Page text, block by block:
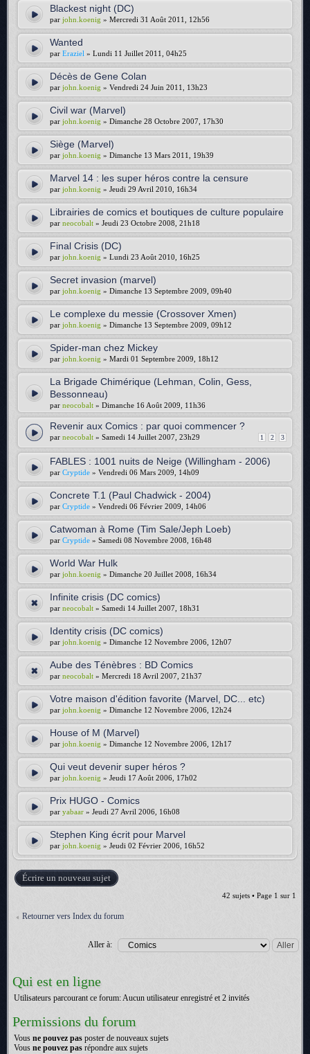
Blackest night (DC)
par john.koenig » Mercredi 31 Août 2011, 12h56
Wanted
par Eraziel » Lundi 11 Juillet 2011, 04h25
Décès de Gene Colan
par john.koenig » Vendredi 24 Juin 2011, 13h23
Civil war (Marvel)
par john.koenig » Dimanche 28 Octobre 2007, 17h30
Siège (Marvel)
par john.koenig » Dimanche 13 Mars 2011, 19h39
Marvel 14 : les super héros contre la censure
par john.koenig » Jeudi 29 Avril 2010, 16h34
Librairies de comics et boutiques de culture populaire
par neocobalt » Jeudi 23 Octobre 2008, 21h18
Final Crisis (DC)
par john.koenig » Lundi 23 Août 2010, 16h25
Secret invasion (marvel)
par john.koenig » Dimanche 13 Septembre 2009, 09h40
Le complexe du messie (Crossover Xmen)
par john.koenig » Dimanche 13 Septembre 2009, 09h12
Spider-man chez Mickey
par john.koenig » Mardi 01 Septembre 2009, 18h12
La Brigade Chimérique (Lehman, Colin, Gess,
Bessonneau)
par neocobalt » Dimanche 16 Août 2009, 11h36
Revenir aux Comics : par quoi commencer ?
1 2 3
par neocobalt » Samedi 14 Juillet 2007, 23h29
FABLES : 1001 nuits de Neige (Willingham - 2006)
par Cryptide » Vendredi 06 Mars 2009, 14h09
Concrete T.1 (Paul Chadwick - 2004)
par Cryptide » Vendredi 06 Février 2009, 14h06
Catwoman à Rome (Tim Sale/Jeph Loeb)
par Cryptide » Samedi 08 Novembre 2008, 16h48
World War Hulk
par john.koenig » Dimanche 20 Juillet 2008, 16h34
Infinite crisis (DC comics)
par neocobalt » Samedi 14 Juillet 2007, 18h31
Identity crisis (DC comics)
par john.koenig » Dimanche 12 Novembre 2006, 12h07
Aube des Ténèbres : BD Comics
par neocobalt » Mercredi 18 Avril 2007, 21h37
Votre maison d'édition favorite (Marvel, DC... etc)
par john.koenig » Dimanche 12 Novembre 2006, 12h24
House of M (Marvel)
par john.koenig » Dimanche 12 Novembre 2006, 12h17
Qui veut devenir super héros ?
par john.koenig » Jeudi 17 Août 2006, 17h02
Prix HUGO - Comics
par yabaar » Jeudi 27 Avril 2006, 16h08
Stephen King écrit pour Marvel
par john.koenig » Jeudi 02 Février 2006, 16h52
Écrire un nouveau sujet
42 sujets • Page 1 sur 1
Retourner vers Index du forum
Aller à:
Qui est en ligne
Utilisateurs parcourant ce forum: Aucun utilisateur enregistré et 2 invités
Permissions du forum
Vous ne pouvez pas poster de nouveaux sujets
Vous ne pouvez pas répondre aux sujets